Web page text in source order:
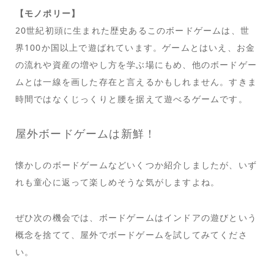
【モノポリー】
20世紀初頭に生まれた歴史あるこのボードゲームは、世
界100か国以上で遊ばれています。ゲームとはいえ、お金
の流れや資産の増やし方を学ぶ場にもめ、他のボードゲー
ムとは一線を画した存在と言えるかもしれません。すきま
時間ではなくじっくりと腰を据えて遊べるゲームです。
屋外ボードゲームは新鮮！
懐かしのボードゲームなどいくつか紹介しましたが、いず
れも童心に返って楽しめそうな気がしますよね。
ぜひ次の機会では、ボードゲームはインドアの遊びという
概念を捨てて、屋外でボードゲームを試してみてくださ
い。